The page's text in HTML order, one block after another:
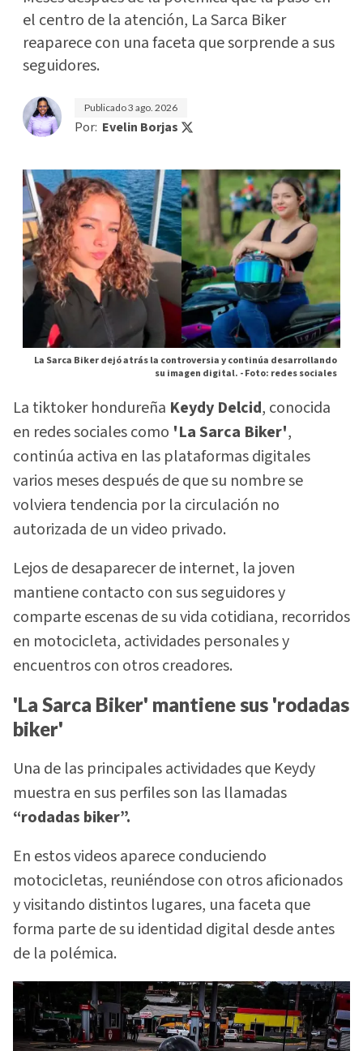
el centro de la atención, La Sarca Biker
reaparece con una faceta que sorprende a sus
seguidores.
Publicado3 ago. 2026
Por: Evelin Borjas
La Sarca Biker dejó atrás la controversia y continúa desarrollando
su imagen digital. -Foto: redes sociales
La tiktoker hondureña Keydy Delcid, conocida
en redes sociales como 'La Sarca Biker',
continúa activa en las plataformas digitales
varios meses después de que su nombre se
volviera tendencia por la circulación no
autorizada de un video privado.
Lejos de desaparecer de internet, la joven
mantiene contacto con sus seguidores y
comparte escenas de su vida cotidiana, recorridos
en motocicleta, actividades personales y
encuentros con otros creadores.
'La Sarca Biker' mantiene sus 'rodadas
biker'
Una de las principales actividades que Keydy
muestra en sus perfiles son las llamadas
“rodadas biker”.
En estos videos aparece conduciendo
motocicletas, reuniéndose con otros aficionados
y visitando distintos lugares, una faceta que
forma parte de su identidad digital desde antes
de la polémica.